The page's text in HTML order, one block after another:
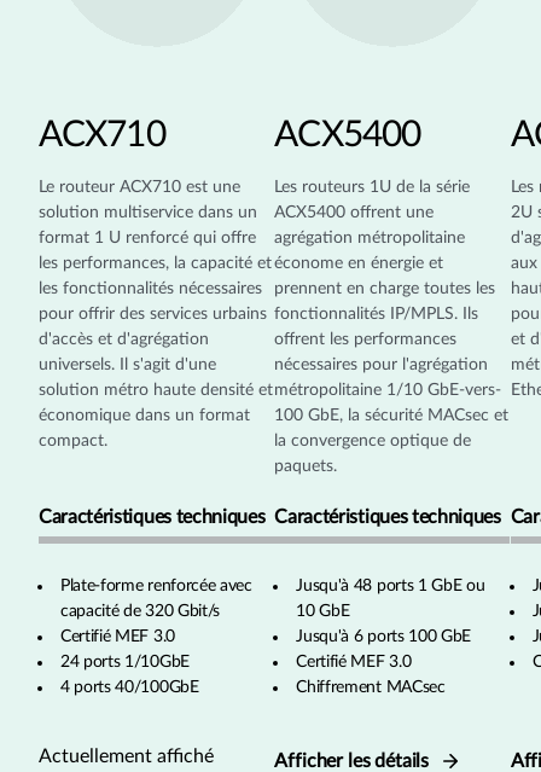
ACX710
Le routeur ACX710 est une
solution multiservice dans un
format 1 U renforcé qui offre
les performances, la capacité et
les fonctionnalités nécessaires
pour offrir des services urbains
d'accès et d'agrégation
universels. Il s'agit d'une
solution métro haute densité et
économique dans un format
compact.
Caractéristiques techniques
Plate-forme renforcée avec
capacité de 320 Gbit/s
Certifié MEF 3.0
24 ports 1/10GbE
4 ports 40/100GbE
Actuellement affiché
ACX5400
Les routeurs 1U de la série
ACX5400 offrent une
agrégation métropolitaine
économe en énergie et
prennent en charge toutes les
fonctionnalités IP/MPLS. Ils
offrent les performances
nécessaires pour l'agrégation
métropolitaine 1/10 GbE-vers-
100 GbE, la sécurité MACsec et
la convergence optique de
paquets.
Caractéristiques techniques
Jusqu'à 48 ports 1 GbE ou
10 GbE
Jusqu'à 6 ports 100 GbE
Certifié MEF 3.0
Chiffrement MACsec
Afficher les détails
2U
aux
et